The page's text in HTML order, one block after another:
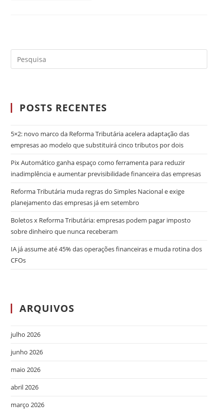
POSTS RECENTES
5×2: novo marco da Reforma Tributária acelera adaptação das
empresas ao modelo que substituirá cinco tributos por dois
Pix Automático ganha espaço como ferramenta para reduzir
inadimplência e aumentar previsibilidade financeira das empresas
Reforma Tributária muda regras do Simples Nacional e exige
planejamento das empresas já em setembro
Boletos x Reforma Tributária: empresas podem pagar imposto
sobre dinheiro que nunca receberam
IA já assume até 45% das operações financeiras e muda rotina dos
CFOs
ARQUIVOS
julho 2026
junho 2026
maio 2026
abril 2026
março 2026